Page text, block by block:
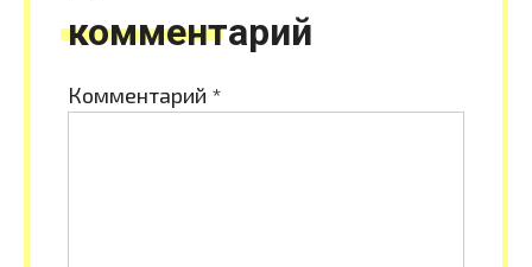
комментарий
Комментарий *